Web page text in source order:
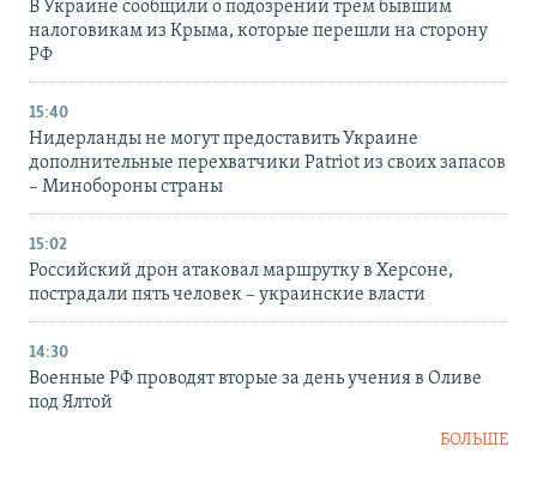
В Украине сообщили о подозрении трем бывшим
налоговикам из Крыма, которые перешли на сторону
РФ
15:40
Нидерланды не могут предоставить Украине
дополнительные перехватчики Patriot из своих запасов
– Минобороны страны
15:02
Российский дрон атаковал маршрутку в Херсоне,
пострадали пять человек – украинские власти
14:30
Военные РФ проводят вторые за день учения в Оливе
под Ялтой
БОЛЬШЕ